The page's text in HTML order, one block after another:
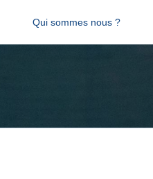
Qui sommes nous ?